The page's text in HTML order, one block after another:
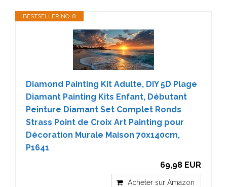
BESTSELLER NO. 8
Diamond Painting Kit Adulte, DIY 5D Plage
Diamant Painting Kits Enfant, Débutant
Peinture Diamant Set Complet Ronds
Strass Point de Croix Art Painting pour
Décoration Murale Maison 70x140cm,
P1641
69,98 EUR
Acheter sur Amazon